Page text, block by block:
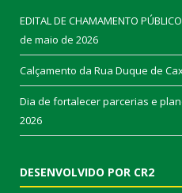
EDITAL DE CHAMAMENTO
de maio de 2026
Calçamento da Rua Duque de
Dia de fortalecer parcerias e
2026
DESENVOLVIDO POR CR2